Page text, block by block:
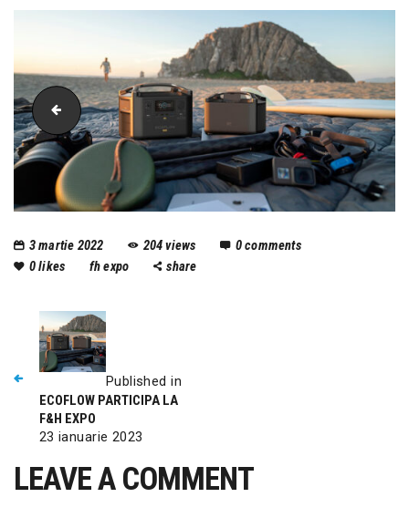
61Q2FZctcNL._AC_SY355_
3 martie 2022 204views 0comments
0likes fh expo share
Published in
ECOFLOW PARTICIPA LA
F&H EXPO
23 ianuarie 2023
LEAVE A COMMENT